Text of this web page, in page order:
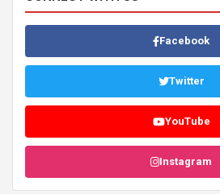
Facebook
Twitter
YouTube
Instagram